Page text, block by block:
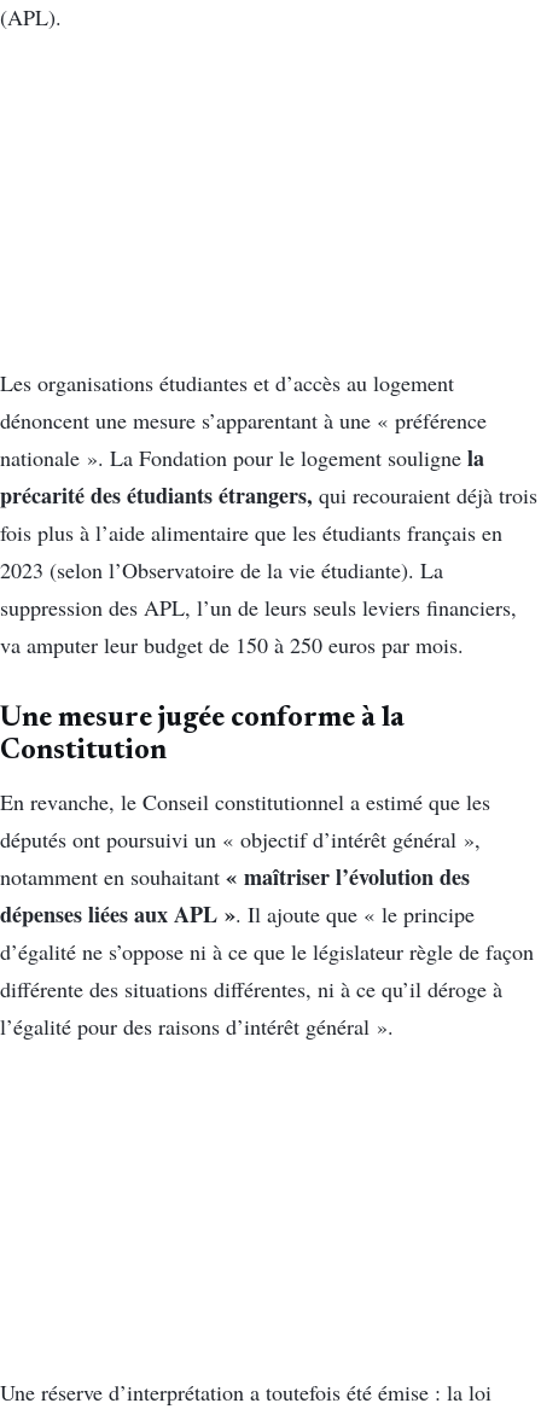
(APL).
Les organisations étudiantes et d’accès au logement
dénoncent une mesure s’apparentant à une « préférence
nationale ». La Fondation pour le logement souligne la
précarité des étudiants étrangers, qui recouraient déjà trois
fois plus à l’aide alimentaire que les étudiants français en
2023 (selon l’Observatoire de la vie étudiante). La
suppression des APL, l’un de leurs seuls leviers financiers,
va amputer leur budget de 150 à 250 euros par mois.
Une mesure jugée conforme à la
Constitution
En revanche, le Conseil constitutionnel a estimé que les
députés ont poursuivi un « objectif d’intérêt général »,
notamment en souhaitant « maîtriser l’évolution des
dépenses liées aux APL ». Il ajoute que « le principe
d’égalité ne s’oppose ni à ce que le législateur règle de façon
différente des situations différentes, ni à ce qu’il déroge à
l’égalité pour des raisons d’intérêt général ».
Une réserve d’interprétation a toutefois été émise : la loi